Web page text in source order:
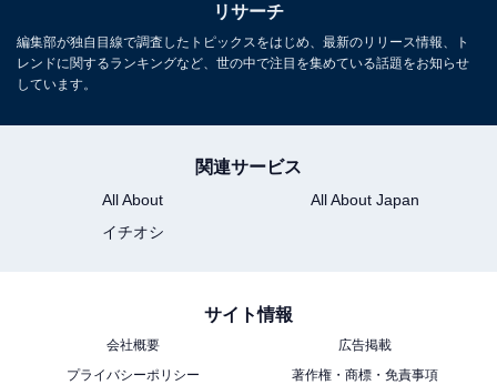
えるべきだったと思っています」と回想する女性。
たことを後悔しているようです。
現在の年金暮らしで工夫している節約術を伺うと「コロ
リサーチ
編集部が独自目線で調査したトピックスをはじめ、最新のリリース情報、ト
レンドに関するランキングなど、世の中で注目を集めている話題をお知らせ
しています。
関連サービス
All About
All About Japan
イチオシ
サイト情報
会社概要
広告掲載
プライバシーポリシー
著作権・商標・免責事項